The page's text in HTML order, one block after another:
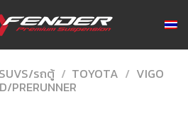
รถตู้ / TOYOTA / VIGO
PRERUNNER